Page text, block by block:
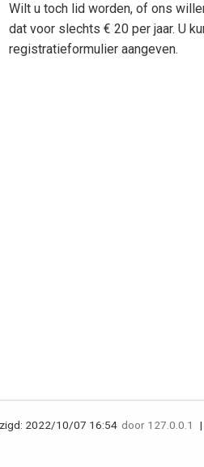
Wilt u toch lid worden, of ons
dat voor slechts € 20 per jaar. U
registratieformulier aangeven.
2022/10/07 16:54 door 127.0.0.1 |